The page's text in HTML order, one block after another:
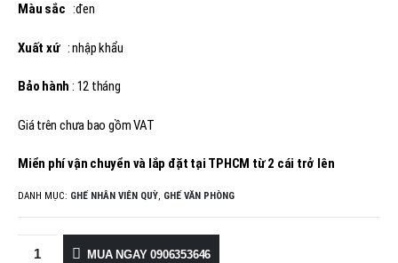
Màu sắc :đen
Xuất xứ: nhập khẩu
Bảo hành : 12 tháng
Giá trên chưa bao gồm VAT
Miển phí vận chuyển và lắp đặt tại TPHCM từ 2 cái trở lên
DANH MỤC: GHẾ NHÂN VIÊN QUỲ, GHẾ VĂN PHÒNG
MUA NGAY 0906353646